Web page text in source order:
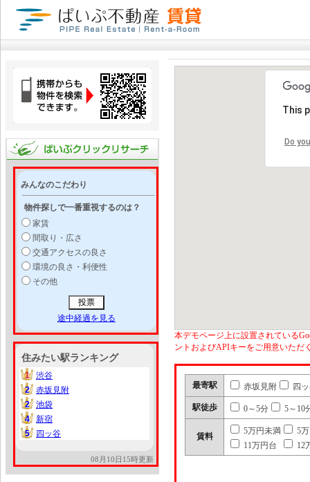
みんなのこだわり
物件探しで一番重視するのは？
家賃
間取り・広さ
交通アクセスの良さ
環境の良さ・利便性
その他
途中経過を見る
住みたい駅ランキング
1
1
渋谷
2
2
赤坂見附
2
2
池袋
4
4
新宿
5
5 四ッ谷
08月10日15時更新
This
Do
本デモページ上に設置されている
ントおよびAPIキーをご用意いただ
最寄駅 赤坂見附 四
駅徒歩 0～5分 5～10
賃料
5万円未満
5
11万円台
12